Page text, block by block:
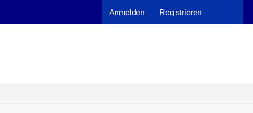
Anmelden Registrieren